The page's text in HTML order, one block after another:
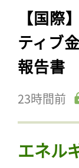
【国際
ティブ
報告書
23時間前
エネル